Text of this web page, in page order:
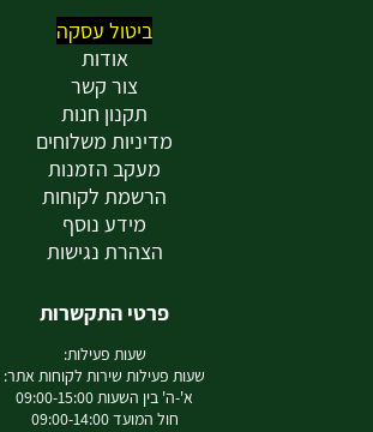
ביטול עסקה
אודות
צור קשר
תקנון חנות
מדיניות משלוחים
מעקב הזמנות
הרשמת לקוחות
מידע נוסף
הצהרת נגישות
פרטי התקשרות
שעות פעילות:
שעות פעילות שירות לקוחות אתר:
א'-ה' בין השעות 09:00-15:00
חול המועד 09:00-14:00